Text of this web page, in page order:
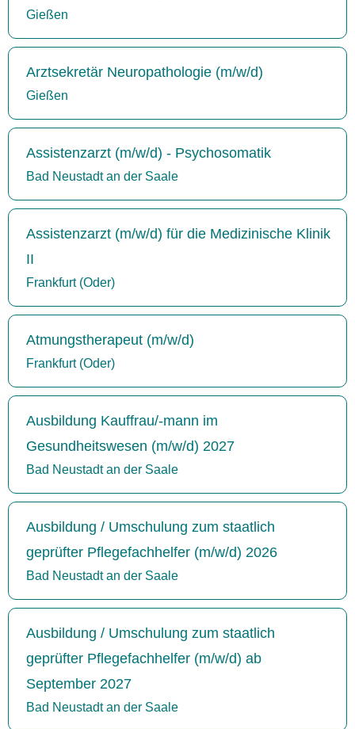
Gießen
Arztsekretär Neuropathologie (m/w/d)
Gießen
Assistenzarzt (m/w/d) - Psychosomatik
Bad Neustadt an der Saale
Assistenzarzt (m/w/d) für die Medizinische Klinik
II
Frankfurt (Oder)
Atmungstherapeut (m/w/d)
Frankfurt (Oder)
Ausbildung Kauffrau/-mann im
Gesundheitswesen (m/w/d) 2027
Bad Neustadt an der Saale
Ausbildung / Umschulung zum staatlich
geprüfter Pflegefachhelfer (m/w/d) 2026
Bad Neustadt an der Saale
Ausbildung / Umschulung zum staatlich
geprüfter Pflegefachhelfer (m/w/d) ab
September 2027
Bad Neustadt an der Saale